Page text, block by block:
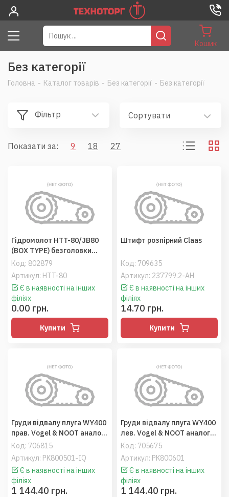
Кошик
Без категорії
Головна - Каталог товарів - Без категорії - Без категорії
Фільтр Сортувати
Показати за: 9 18 27
Код: 802879
Артикул: HTT-80
Гідромолот HTT-80/JB80
(BOX TYPE) безголовки
кріплення до рукоятіі
Є в наявності на інших
філіях
0.00 грн.
Купити
Код: 709635
Артикул: 237799.2-AH
Штифт розпірний Claas
Є в наявності на інших
філіях
14.70 грн.
Купити
Код: 706815
Артикул: PK800501-IQ
Груди відвалу плуга WY400
прав. Vogel & NOOT аналог
ви-ва IQ-Parts
Є в наявності на інших
філіях
1 144.40 грн.
Код: 705675
Артикул: PK800601
Груди відвалу плуга WY400
лев. Vogel & NOOT аналог
ви-ва IQ-Parts
Є в наявності на інших
філіях
1 144.40 грн.